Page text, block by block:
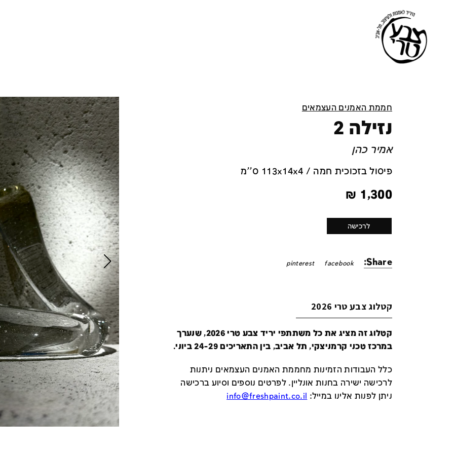
חממת האמנים העצמאים
נזילה 2
אמיר כהן
פיסול בזכוכית חמה / 113x14x4 ס''מ
1,300
₪
לרכישה
Share:
facebook
pinterest
קטלוג צבע טרי 2026
קטלוג זה מציג את כל משתתפי יריד צבע טרי 2026, שנערך
במרכז טכני קרמניצקי, תל אביב, בין התאריכים 24-29 ביוני.
כלל העבודות הזמינות מחממת האמנים העצמאים ניתנות
לרכישה ישירה בחנות אונליין.לפרטים נוספים וסיוע ברכישה
ניתן לפנות אלינו במייל:
info@freshpaint.co.il